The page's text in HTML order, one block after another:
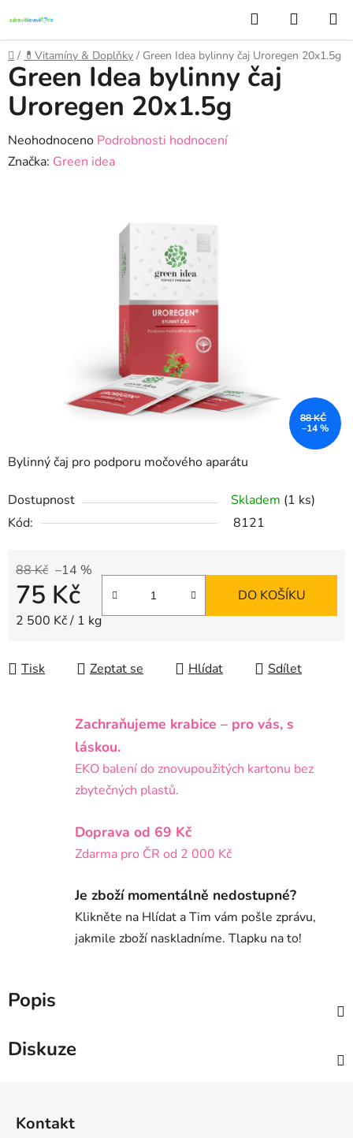
na
obsah
Hledat
KOŠÍK
Domů
/ 💊Vitamíny & Doplňky / Green Idea bylinny čaj Uroregen 20x1.5g
Bylinný čaj pro podporu močového aparátu
Dostupnost Skladem (1 ks)
Kód:
8121
88 Kč –14 %
75 Kč
Měrná cena:
2 500 Kč / 1 kg
DO KOŠÍKU
Tisk Zeptat se Hlídat Sdílet
Green Idea bylinny čaj
Uroregen 20x1.5g
Průměrné
hodnocení
Neohodnoceno Podrobnosti hodnocení
Značka: Green idea
88 KČ
–14 %
Zachraňujeme krabice – pro vás, s
láskou.
EKO balení do znovupoužitých kartonu bez
zbytečných plastů.
Doprava od 69 Kč
Zdarma pro ČR od 2 000 Kč
Je zboží momentálně nedostupné?
Klikněte na Hlídat a Tim vám pošle zprávu,
jakmile zboží naskladníme. Tlapku na to!
Popis
Diskuze
Kontakt